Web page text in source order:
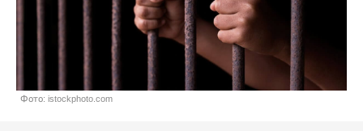
Фото: istockphoto.com